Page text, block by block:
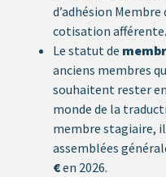
d’adhésion
cotisation afférente.
Le statut de
anciens membres
souhaitent rester
monde de la
membre stagiaire,
assemblées
€en 2026.